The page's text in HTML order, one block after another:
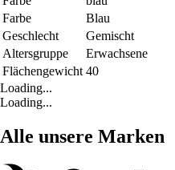
Farbe
Blau
Geschlecht
Gemischt
Altersgruppe
Erwachsene
Flächengewicht 40
Loading...
Loading...
Alle unsere Marken